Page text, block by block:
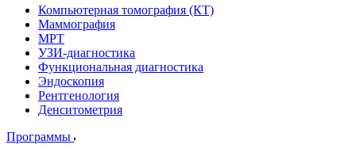
Компьютерная томография (КТ)
Маммография
МРТ
УЗИ-диагностика
Функциональная диагностика
Эндоскопия
Рентгенология
Денситометрия
Программы